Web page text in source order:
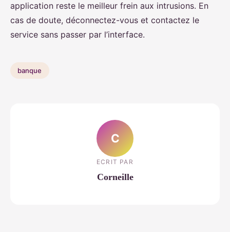
application reste le meilleur frein aux intrusions. En
cas de doute, déconnectez-vous et contactez le
service sans passer par l’interface.
banque
C
ECRIT PAR
Corneille